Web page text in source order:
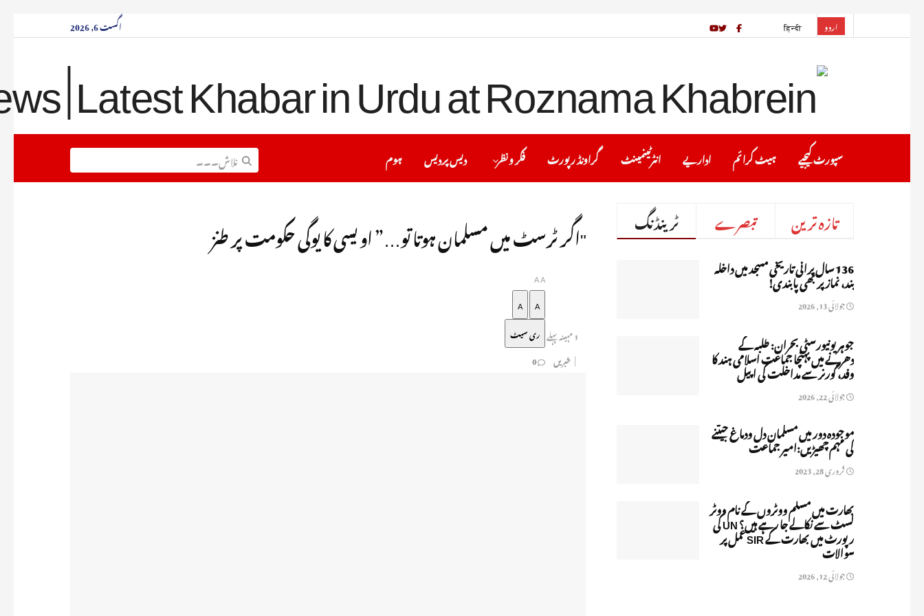
اردو हिन्दी اگست 6, 2026
ہوم دیس پردیس فکر ونظر گراونڈ رپورٹ انٹرٹینمینٹ اداریے ہیٹ کرا ئم سپورٹ کیجیے
"اگر ٹرسٹ میں مسلمان ہوتا تو…” اویسی کا یوگی حکومت پر طنز
1 مہینہ پہلے
خبریں
AA
A
A
ری سیٹ
0
ٹرینڈنگ تبصرے تازہ ترین
136 سال پرانی تاریخی مسجد میں داخلہ
بند، نماز پر بھی پابندی!
جولائی 13, 2026
جوہر یونیورسٹی بحران: طلبہ کے
دھرنے میں پہنچا جماعت اسلامی ہند کا
وفد، گورنر سے مداخلت کی اپیل
جولائی 22, 2026
موجودہ دور میں مسلمان دل ودماغ جیتنے
کی مہم چھیڑیں:امیر جماعت
فروری 28, 2023
بھارت میں مسلم ووٹروں کے نام ووٹر
لسٹ سے نکالے جا رہے ہیں؟ UN کی
رپورٹ میں بھارت کے SIR عمل پر
سوالات
جولائی 12, 2026